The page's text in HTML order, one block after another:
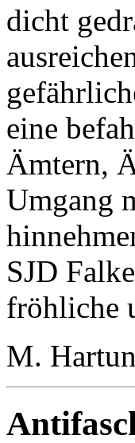
dicht
eine
Ämtern,
Umgang
SJD
fröhliche
M.